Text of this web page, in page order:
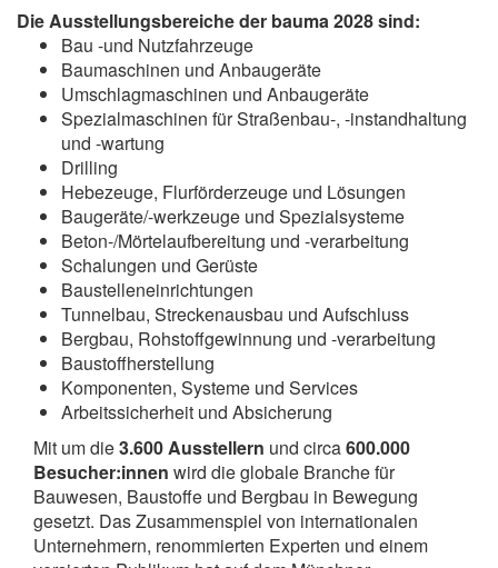
Die Ausstellungsbereiche der bauma 2028 sind:
Bau -und Nutzfahrzeuge
Baumaschinen und Anbaugeräte
Umschlagmaschinen und Anbaugeräte
Spezialmaschinen für Straßenbau-, -instandhaltung
und -wartung
Drilling
Hebezeuge, Flurförderzeuge und Lösungen
Baugeräte/-werkzeuge und Spezialsysteme
Beton-/Mörtelaufbereitung und -verarbeitung
Schalungen und Gerüste
Baustelleneinrichtungen
Tunnelbau, Streckenausbau und Aufschluss
Bergbau, Rohstoffgewinnung und -verarbeitung
Baustoffherstellung
Komponenten, Systeme und Services
Arbeitssicherheit und Absicherung
Mit um die3.600 Ausstellern und circa600.000
Besucher:innen wird die globale Branche für
Bauwesen, Baustoffe und Bergbau in Bewegung
gesetzt. Das Zusammenspiel von internationalen
Unternehmern, renommierten Experten und einem